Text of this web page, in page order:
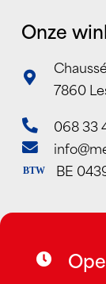
Onze
7860
068 33
BTW BE